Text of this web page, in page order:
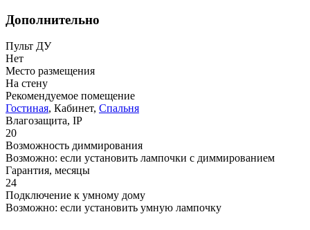
Дополнительно
Пульт ДУ
Нет
Место размещения
На стену
Рекомендуемое помещение
Гостиная, Кабинет, Спальня
Влагозащита, IP
20
Возможность диммирования
Возможно: если установить лампочки с диммированием
Гарантия, месяцы
24
Подключение к умному дому
Возможно: если установить умную лампочку